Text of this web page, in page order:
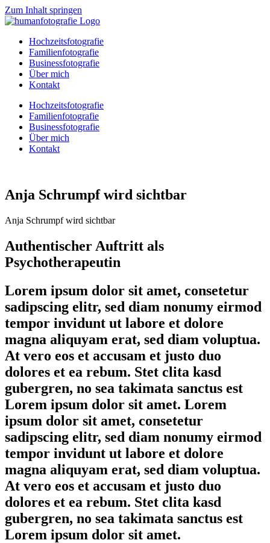
Zum Inhalt springen
Hochzeitsfotografie
Familienfotografie
Businessfotografie
Über mich
Kontakt
Hochzeitsfotografie
Familienfotografie
Businessfotografie
Über mich
Kontakt
Anja Schrumpf wird sichtbar
Anja Schrumpf wird sichtbar
Authentischer Auftritt als
Psychotherapeutin
Lorem ipsum dolor sit amet, consetetur
sadipscing elitr, sed diam nonumy eirmod
tempor invidunt ut labore et dolore
magna aliquyam erat, sed diam voluptua.
At vero eos et accusam et justo duo
dolores et ea rebum. Stet clita kasd
gubergren, no sea takimata sanctus est
Lorem ipsum dolor sit amet. Lorem
ipsum dolor sit amet, consetetur
sadipscing elitr, sed diam nonumy eirmod
tempor invidunt ut labore et dolore
magna aliquyam erat, sed diam voluptua.
At vero eos et accusam et justo duo
dolores et ea rebum. Stet clita kasd
gubergren, no sea takimata sanctus est
Lorem ipsum dolor sit amet.